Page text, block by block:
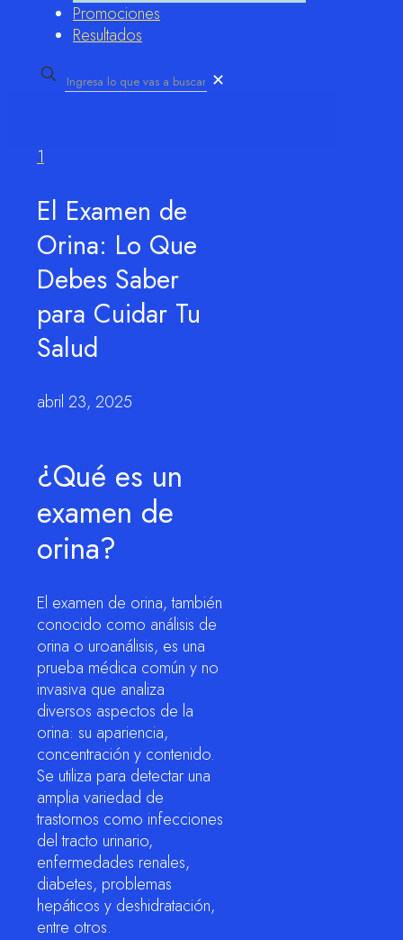
Promociones
Resultados
✕
1
El Examen de
Orina: Lo Que
Debes Saber
para Cuidar Tu
Salud
abril 23, 2025
¿Qué es un
examen de
orina?
El examen de orina, también
conocido como análisis de
orina o uroanálisis, es una
prueba médica común y no
invasiva que analiza
diversos aspectos de la
orina: su apariencia,
concentración y contenido.
Se utiliza para detectar una
amplia variedad de
trastornos como infecciones
del tracto urinario,
enfermedades renales,
diabetes, problemas
hepáticos y deshidratación,
entre otros.